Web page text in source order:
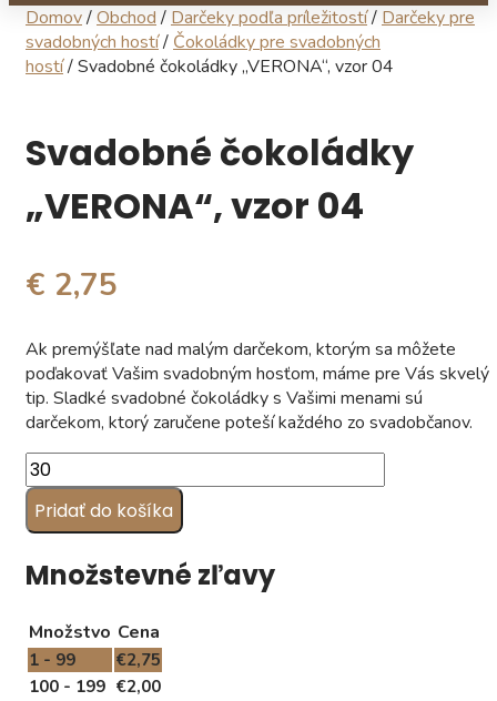
Domov/Obchod / Darčeky podľa príležitostí/ Darčeky pre
svadobných hostí/ Čokoládky pre svadobných
hostí/ Svadobné čokoládky „VERONA“, vzor 04
Svadobné čokoládky
„VERONA“, vzor 04
€ 2,75
Ak premýšľate nad malým darčekom, ktorým sa môžete
poďakovať Vašim svadobným hosťom, máme pre Vás skvelý
tip. Sladké svadobné čokoládky s Vašimi menami sú
darčekom, ktorý zaručene poteší každého zo svadobčanov.
množstvo
Svadobné
čokoládky
"VERONA",
vzor
04
Pridať do košíka
Množstevné zľavy
Množstvo Cena
1 - 99 €2,75
100 - 199 €2,00